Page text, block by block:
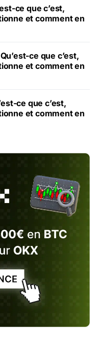
ce que c’est,
et comment en
ce que c’est,
et comment en
ce que c’est,
et comment en